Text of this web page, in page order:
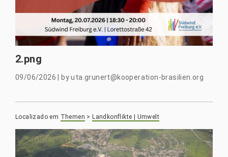
2.png
09/06/2026 byuta.grunert@kooperation-brasilien.org
Localizado em Themen > Landkonflikte | Umwelt